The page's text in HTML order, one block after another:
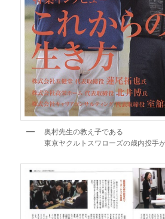
奥村先生の教え子である
東京ヤクルトスワローズの歳内投手